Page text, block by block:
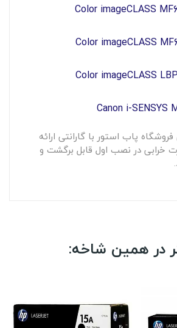
Color imageCLASS
Color imageCLASS
Color imageCLASS
Canon i-SENSYS
پاب استور با گارانتی ارائه
خرابی در نصب اول قابل برگشت و